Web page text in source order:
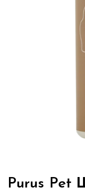
Purus Pet